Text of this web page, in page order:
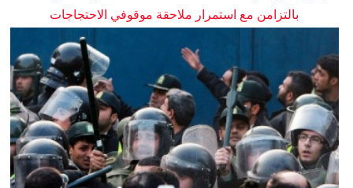
بالتزامن مع استمرار ملاحقة موقوفي الاحتجاجات